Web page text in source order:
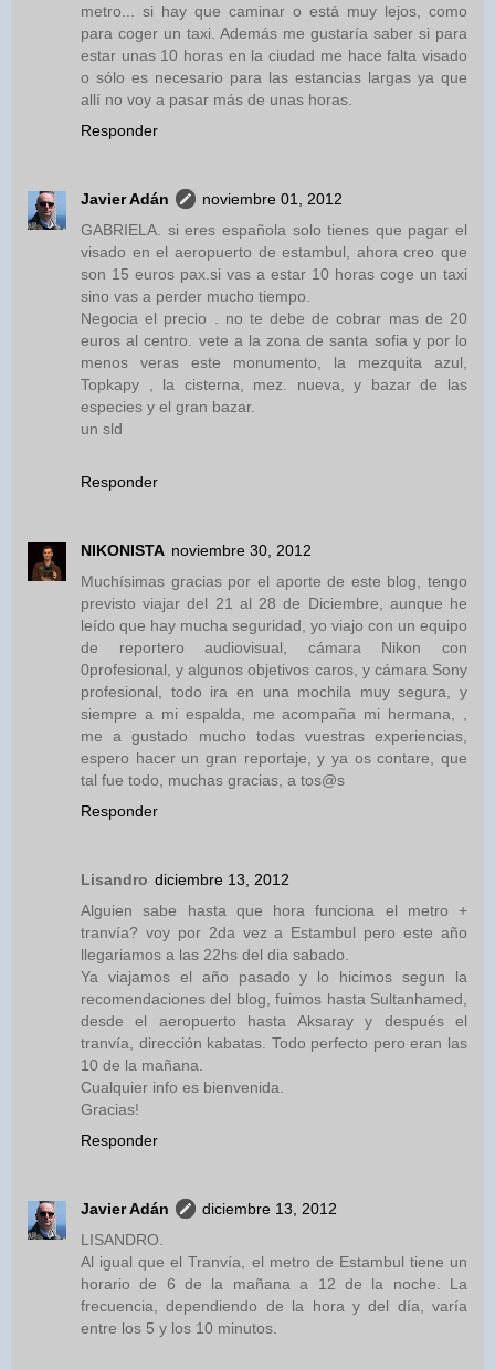
metro... si hay que caminar o está muy lejos, como
para coger un taxi. Además me gustaría saber si para
estar unas 10 horas en la ciudad me hace falta visado
o sólo es necesario para las estancias largas ya que
allí no voy a pasar más de unas horas.
Responder
Javier Adán
noviembre 01, 2012
GABRIELA. si eres española solo tienes que pagar el
visado en el aeropuerto de estambul, ahora creo que
son 15 euros pax.si vas a estar 10 horas coge un taxi
sino vas a perder mucho tiempo.
Negocia el precio . no te debe de cobrar mas de 20
euros al centro. vete a la zona de santa sofia y por lo
menos veras este monumento, la mezquita azul,
Topkapy , la cisterna, mez. nueva, y bazar de las
especies y el gran bazar.
un sld
Responder
NIKONISTA noviembre 30, 2012
Muchísimas gracias por el aporte de este blog, tengo
previsto viajar del 21 al 28 de Diciembre, aunque he
leído que hay mucha seguridad, yo viajo con un equipo
de reportero audiovisual, cámara Nikon con
0profesional, y algunos objetivos caros, y cámara Sony
profesional, todo ira en una mochila muy segura, y
siempre a mi espalda, me acompaña mi hermana, ,
me a gustado mucho todas vuestras experiencias,
espero hacer un gran reportaje, y ya os contare, que
tal fue todo, muchas gracias, a tos@s
Responder
Lisandro diciembre 13, 2012
Alguien sabe hasta que hora funciona el metro +
tranvía? voy por 2da vez a Estambul pero este año
llegariamos a las 22hs del dia sabado.
Ya viajamos el año pasado y lo hicimos segun la
recomendaciones del blog, fuimos hasta Sultanhamed,
desde el aeropuerto hasta Aksaray y después el
tranvía, dirección kabatas. Todo perfecto pero eran las
10 de la mañana.
Cualquier info es bienvenida.
Gracias!
Responder
Javier Adán
diciembre 13, 2012
LISANDRO.
Al igual que el Tranvía, el metro de Estambul tiene un
horario de 6 de la mañana a 12 de la noche. La
frecuencia, dependiendo de la hora y del día, varía
entre los 5 y los 10 minutos.